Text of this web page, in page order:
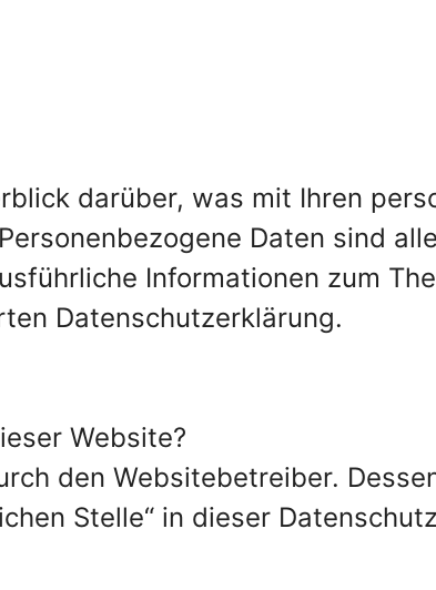
darüber, was mit Ihren
Daten sind
Informationen zum
Datenschutzerklärung.
Website?
den Websitebetreiber.
Stelle“ in dieser